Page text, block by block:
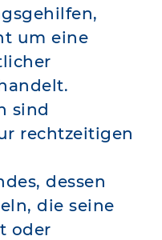
um eine
sind
rechtzeitigen
dessen
die seine
oder